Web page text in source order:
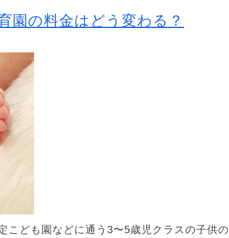
園の料金はどう変わる？
こども園などに通う3〜5歳児クラスの子供の